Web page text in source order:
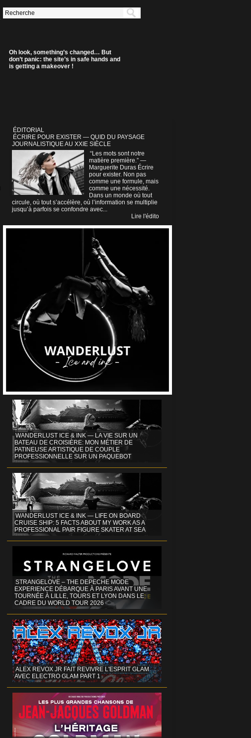
Oh look, something’s changed… But
don’t panic: the site’s in safe hands and
is getting a makeover !
ÉDITORIAL
ÉCRIRE POUR EXISTER — QUID DU PAYSAGE
JOURNALISTIQUE AU XXIE SIÈCLE
“Les mots sont notre
matière première.” —
Marguerite Duras Écrire
pour exister. Non pas
comme une formule, mais
comme une nécessité.
Dans un monde où tout
circule, où tout s’accélère, où l’information se multiplie
jusqu’à parfois se confondre avec...
Lire l'édito
WANDERLUST ICE & INK — LA VIE SUR UN
BATEAU DE CROISIÈRE: MON MÉTIER DE
PATINEUSE ARTISTIQUE DE COUPLE
PROFESSIONNELLE SUR UN PAQUEBOT
WANDERLUST ICE & INK — LIFE ON BOARD
CRUISE SHIP: 5 FACTS ABOUT MY WORK AS A
PROFESSIONAL PAIR FIGURE SKATER AT SEA
STRANGELOVE – THE DEPECHE MODE
EXPERIENCE DÉBARQUE À PARIS AVANT UNE
TOURNÉE À LILLE, TOURS ET LYON DANS LE
CADRE DU WORLD TOUR 2026
ALEX REVOX JR FAIT REVIVRE L'ESPRIT GLAM
AVEC ELECTRO GLAM PART 1